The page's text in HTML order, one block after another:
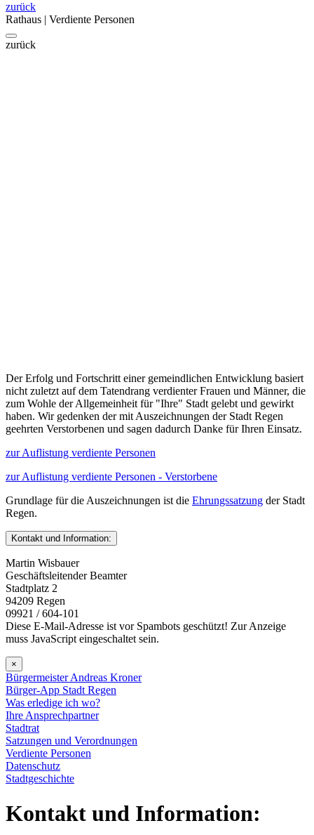
zurück
Rathaus | Verdiente Personen
zurück
Der Erfolg und Fortschritt einer gemeindlichen Entwicklung basiert
nicht zuletzt auf dem Tatendrang verdienter Frauen und Männer, die
zum Wohle der Allgemeinheit für "Ihre" Stadt gelebt und gewirkt
haben. Wir gedenken der mit Auszeichnungen der Stadt Regen
geehrten Verstorbenen und sagen dadurch Danke für Ihren Einsatz.
zur Auflistung verdiente Personen
zur Auflistung verdiente Personen - Verstorbene
Grundlage für die Auszeichnungen ist die Ehrungssatzung der Stadt
Regen.
Kontakt und Information:
Martin Wisbauer
Geschäftsleitender Beamter
Stadtplatz 2
94209 Regen
09921 / 604-101
Diese E-Mail-Adresse ist vor Spambots geschützt! Zur Anzeige
muss JavaScript eingeschaltet sein.
×
Bürgermeister Andreas Kroner
Bürger-App Stadt Regen
Was erledige ich wo?
Ihre Ansprechpartner
Stadtrat
Satzungen und Verordnungen
Verdiente Personen
Datenschutz
Stadtgeschichte
Kontakt und Information: